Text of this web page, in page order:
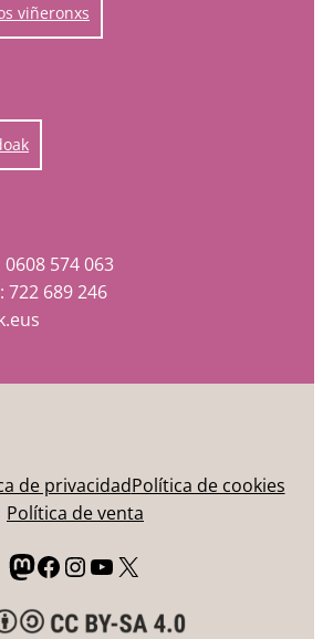
viñeronxs
574 063
722 689 246
de privacidadPolítica de cookies
Política de venta
Mastodon
Facebook
Instagram
YouTube
X